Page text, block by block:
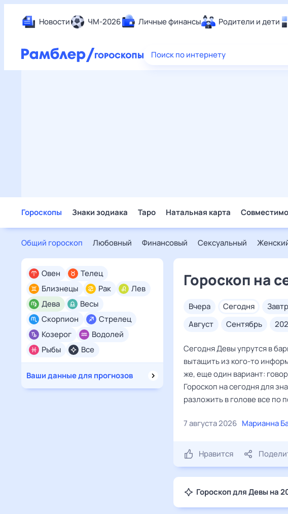
Новости ЧМ-2026 Личные финансы Родители и дети
Еда
Поиск по интернету
Гороскопы Знаки зодиака Таро Натальная карта
Общий гороскоп Любовный Финансовый Сексуальный
Все
Овен
Телец
Близнецы
Рак
Лев
Дева
Весы
Скорпион
Стрелец
Козерог
Водолей
Рыбы
Ваши данные для прогнозов
Гороскоп на
вчера сегодня
август
сентябрь
Сегодня Девы упрутся в
вытащить из кого-то
же, еще один вариант:
Гороскоп на сегодня для
разложить в голове все по
7 августа 2026 Марианна
Нравится
Гороскоп для Девы на